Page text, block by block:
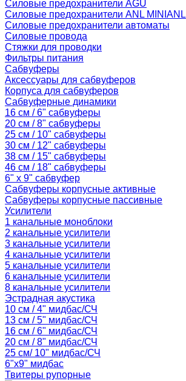
Силовые предохранители AGU
Силовые предохранители ANL MINIANL
Силовые предохранители автоматы
Силовые провода
Стяжки для проводки
Фильтры питания
Сабвуферы
Аксессуары для сабвуферов
Корпуса для сабвуферов
Сабвуферные динамики
16 см / 6" сабвуферы
20 см / 8" сабвуферы
25 см / 10" сабвуферы
30 см / 12" сабвуферы
38 см / 15" сабвуферы
46 см / 18" сабвуферы
6" x 9" сабвуфер
Сабвуферы корпусные активные
Сабвуферы корпусные пассивные
Усилители
1 канальные моноблоки
2 канальные усилители
3 канальные усилители
4 канальные усилители
5 канальные усилители
6 канальные усилители
8 канальные усилители
Эстрадная акустика
10 см / 4" мидбас/СЧ
13 см / 5" мидбас/СЧ
16 см / 6" мидбас/СЧ
20 см / 8" мидбас/СЧ
25 см/ 10" мидбас/СЧ
6"x9" мидбас
Твитеры рупорные